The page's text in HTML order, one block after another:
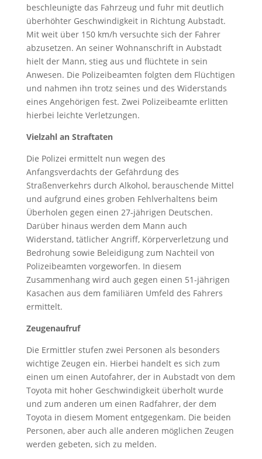
beschleunigte das Fahrzeug und fuhr mit deutlich
überhöhter Geschwindigkeit in Richtung Aubstadt.
Mit weit über 150 km/h versuchte sich der Fahrer
abzusetzen. An seiner Wohnanschrift in Aubstadt
hielt der Mann, stieg aus und flüchtete in sein
Anwesen. Die Polizeibeamten folgten dem Flüchtigen
und nahmen ihn trotz seines und des Widerstands
eines Angehörigen fest. Zwei Polizeibeamte erlitten
hierbei leichte Verletzungen.
Vielzahl an Straftaten
Die Polizei ermittelt nun wegen des
Anfangsverdachts der Gefährdung des
Straßenverkehrs durch Alkohol, berauschende Mittel
und aufgrund eines groben Fehlverhaltens beim
Überholen gegen einen 27-jährigen Deutschen.
Darüber hinaus werden dem Mann auch
Widerstand, tätlicher Angriff, Körperverletzung und
Bedrohung sowie Beleidigung zum Nachteil von
Polizeibeamten vorgeworfen. In diesem
Zusammenhang wird auch gegen einen 51-jährigen
Kasachen aus dem familiären Umfeld des Fahrers
ermittelt.
Zeugenaufruf
Die Ermittler stufen zwei Personen als besonders
wichtige Zeugen ein. Hierbei handelt es sich zum
einen um einen Autofahrer, der in Aubstadt von dem
Toyota mit hoher Geschwindigkeit überholt wurde
und zum anderen um einen Radfahrer, der dem
Toyota in diesem Moment entgegenkam. Die beiden
Personen, aber auch alle anderen möglichen Zeugen
werden gebeten, sich zu melden.